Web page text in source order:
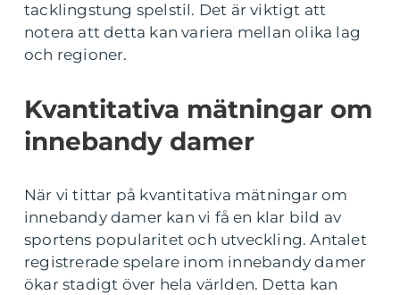
tacklingstung spelstil. Det är viktigt att
notera att detta kan variera mellan olika lag
och regioner.
Kvantitativa mätningar om
innebandy damer
När vi tittar på kvantitativa mätningar om
innebandy damer kan vi få en klar bild av
sportens popularitet och utveckling. Antalet
registrerade spelare inom innebandy damer
ökar stadigt över hela världen. Detta kan